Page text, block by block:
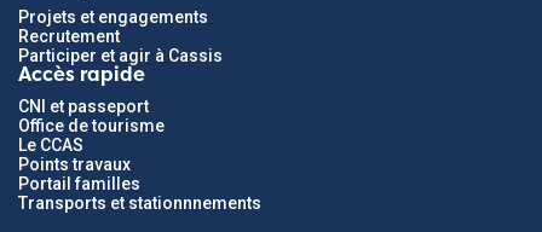
Projets et engagements
Recrutement
Participer et agir à Cassis
Accès rapide
CNI et passeport
Office de tourisme
Le CCAS
Points travaux
Portail familles
Transports et stationnnements